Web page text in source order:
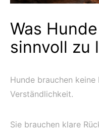
Was
sinnvoll zu
Hunde brauchen
Verständlichkeit.
Sie brauchen klare